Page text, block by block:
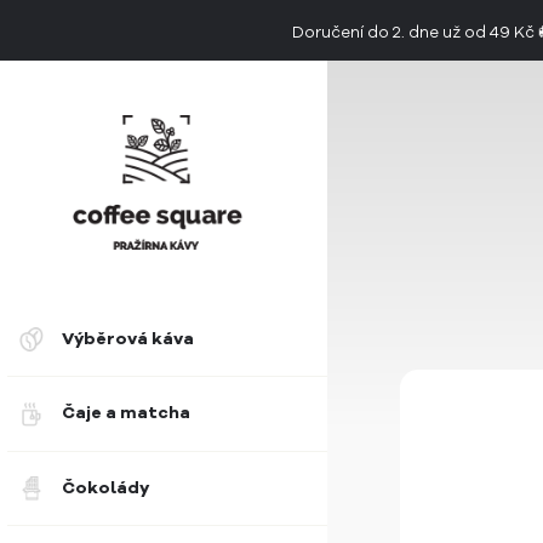
👉 Objevte jedinečnou chuť
Doručení do 2. dne už od 49 Kč
Výběrová káva
Čaje a matcha
Čokolády